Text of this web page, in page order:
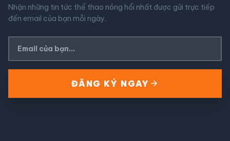
Nhận những tin tức thể thao nóng hổi nhất được gửi trực tiếp
đến email của bạn mỗi ngày.
ĐĂNG KÝ NGAY arrow_forward